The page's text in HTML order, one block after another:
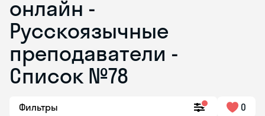
онлайн -
Русскоязычные
преподаватели -
Список №78
Фильтры 0
online